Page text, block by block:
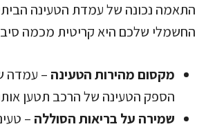
התאמה נכונה של עמדת הטעינה
החשמלי שלכם היא קריטית מכמה
מקסום מהירות הטעינה – עמדה
הספק הטעינה של הרכב תטען
שמירה על בריאות הסוללה –